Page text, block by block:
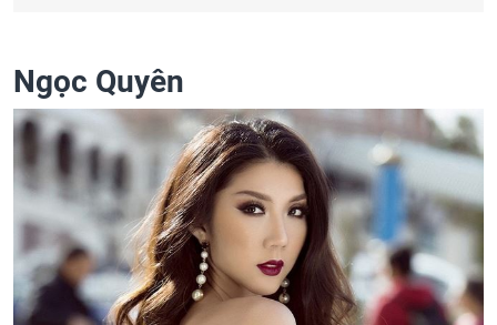
Ngọc Quyên